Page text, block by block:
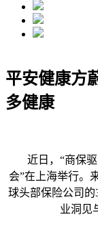
平安健康方
多健康
近日，“商保驱
会”在上海举行。
球头部保险公司
业洞见